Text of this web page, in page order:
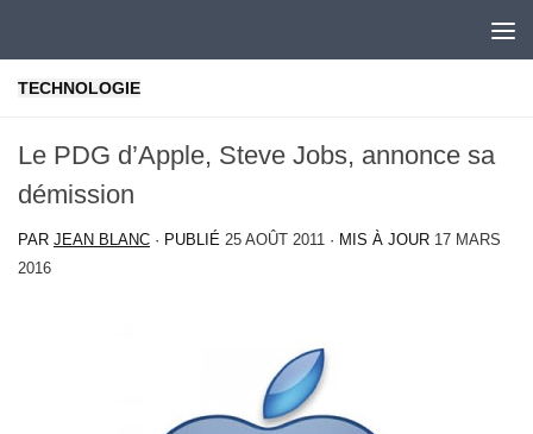
TECHNOLOGIE
Le PDG d’Apple, Steve Jobs, annonce sa
démission
PAR JEAN BLANC · PUBLIÉ 25 AOÛT 2011 · MIS À JOUR 17 MARS
2016